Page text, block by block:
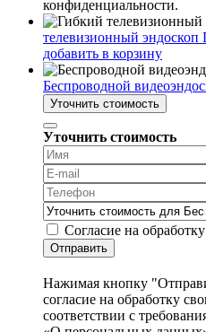
конфиденциальности.
телевизионный
добавить в корзину
Беспроводной
Уточнить стоимость
Уточнить стоимость
Согласие на
Отправить
Нажимая кнопку
согласие на обработку
соответствии с